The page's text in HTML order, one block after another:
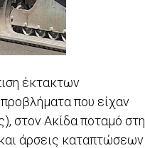
έκτακτων
που είχαν
στον Ακίδα ποταμό στη
άρσεις καταπτώσεων